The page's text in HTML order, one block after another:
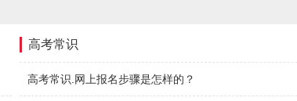
高考常识
高考常识.网上报名步骤是怎样的？